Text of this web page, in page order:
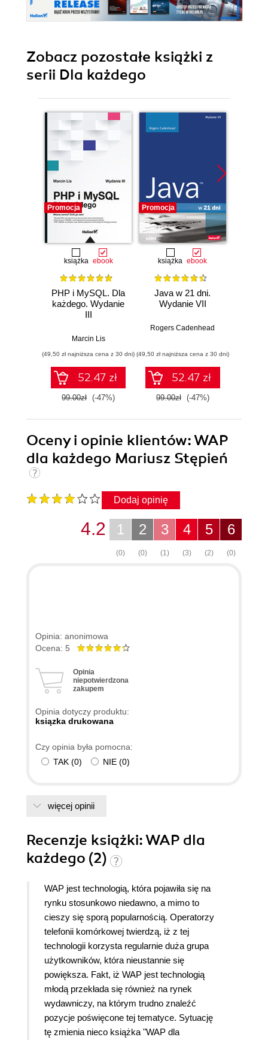
Zobacz pozostałe książki z
serii Dla każdego
Promocja
książka ebook
PHP i MySQL. Dla
każdego. Wydanie
III
Marcin Lis
(49,50 zł najniższa cena z 30 dni)
52.47 zł
99.00zł (-47%)
Promocja
książka ebook
Java w 21 dni.
Wydanie VII
Rogers Cadenhead
(49,50 zł najniższa cena z 30 dni)
52.47 zł
99.00zł (-47%)
Oceny i opinie klientów: WAP
dla każdego Mariusz Stępień
Dodaj opinię
6
(0)
5
(2)
4
(3)
3
(1)
2
(0)
1
(0)
4.2
Opinia: anonimowa
Ocena: 5
Opinia
niepotwierdzona
zakupem
Opinia dotyczy produktu:
ksiązka drukowana
Czy opinia była pomocna:
TAK (0) NIE (0)
więcej opinii
Recenzje książki: WAP dla
każdego (2)
WAP jest technologią, która pojawiła się na
rynku stosunkowo niedawno, a mimo to
cieszy się sporą popularnością. Operatorzy
telefonii komórkowej twierdzą, iż z tej
technologii korzysta regularnie duża grupa
użytkowników, która nieustannie się
powiększa. Fakt, iż WAP jest technologią
młodą przekłada się również na rynek
wydawniczy, na którym trudno znaleźć
pozycje poświęcone tej tematyce. Sytuację
tę zmienia nieco książka "WAP dla